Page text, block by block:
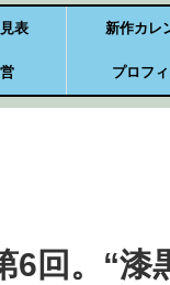
表 新作カレ
プロフ
6回。“漆